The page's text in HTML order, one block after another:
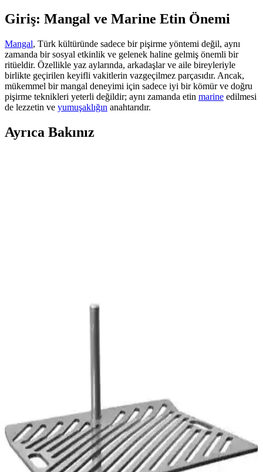
Giriş: Mangal ve Marine Etin Önemi
Mangal, Türk kültüründe sadece bir pişirme yöntemi değil, aynı
zamanda bir sosyal etkinlik ve gelenek haline gelmiş önemli bir
ritüeldir. Özellikle yaz aylarında, arkadaşlar ve aile bireyleriyle
birlikte geçirilen keyifli vakitlerin vazgeçilmez parçasıdır. Ancak,
mükemmel bir mangal deneyimi için sadece iyi bir kömür ve doğru
pişirme teknikleri yeterli değildir; aynı zamanda etin marine edilmesi
de lezzetin ve yumuşaklığın anahtarıdır.
Ayrıca Bakınız
Hava Pişirme Deneyimi
Geleneksel ve modern mangal çeşitleri, kullanım alanları ve trendleri
mangal deneyiminizi geliştirin.
Dr Pan Barbekü Sosu: Mangal ve Izgara
Lezzetlerini Zenginleştiren Pratik Sos Seçeneği
Dr Pan barbekü sosu, et ve sebzelerde derin tat ve aroma sağlayan
pratik ve lezzetli bir seçenektir. Marine ve pişirme sırasında
kullanılır, yemeklere özgün tat katar.